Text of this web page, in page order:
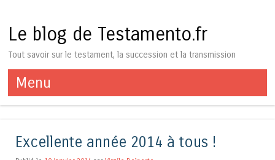
Le blog de Testamento.fr
Tout savoir sur le testament, la succession et la transmission
Menu
Aller au contenu
Excellente année 2014 à tous !